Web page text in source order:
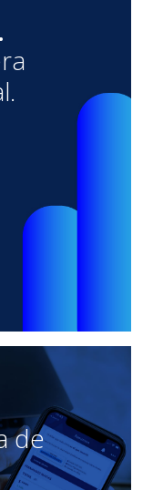
de